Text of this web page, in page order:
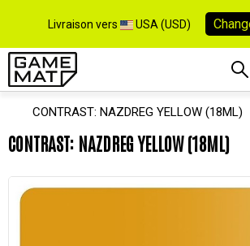
Livraison vers USA (USD)
CONTRAST: NAZDREG YELLOW (18ML)
CONTRAST: NAZDREG YELLOW (18ML)